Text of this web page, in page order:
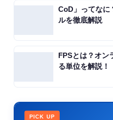
CoD」ってなに
ルを徹底解説
FPSとは？オン
る単位を解説！
PICK UP